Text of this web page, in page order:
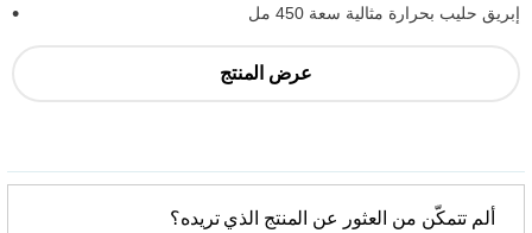
إبريق حليب بحرارة مثالية سعة 450 مل
عرض المنتج
ألم تتمكّن من العثور عن المنتج الذي تريده؟